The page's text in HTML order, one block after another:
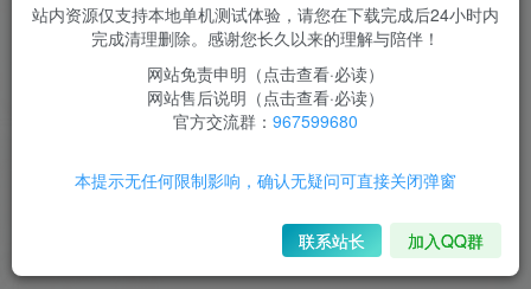
站内资源仅支持本地单机测试体验，请您在下载完成后24小时内
完成清理删除。感谢您长久以来的理解与陪伴！
网站免责申明（点击查看·必读）
网站售后说明（点击查看·必读）
官方交流群： 967599680
本提示无任何限制影响，确认无疑问可直接关闭弹窗
联系站长 加入QQ群